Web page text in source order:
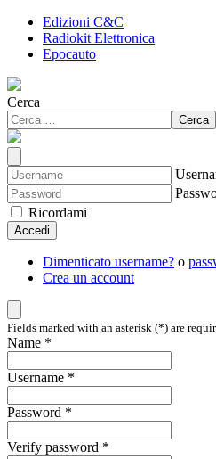
Edizioni C&C
Radiokit Elettronica
Epocauto
Cerca
Cerca
Ricordami
Accedi
Dimenticato username? o
Crea un account
Fields marked with an asterisk (*) are
Name *
Username *
Password *
Verify password *